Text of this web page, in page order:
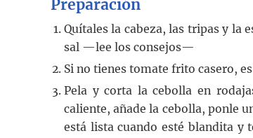
Preparación
Quítales la cabeza, las tripas y la
sal —lee los consejos—
Si no tienes tomate frito casero,
Pela y corta la cebolla en
caliente, añade la cebolla, ponle
está lista cuando esté blandita y